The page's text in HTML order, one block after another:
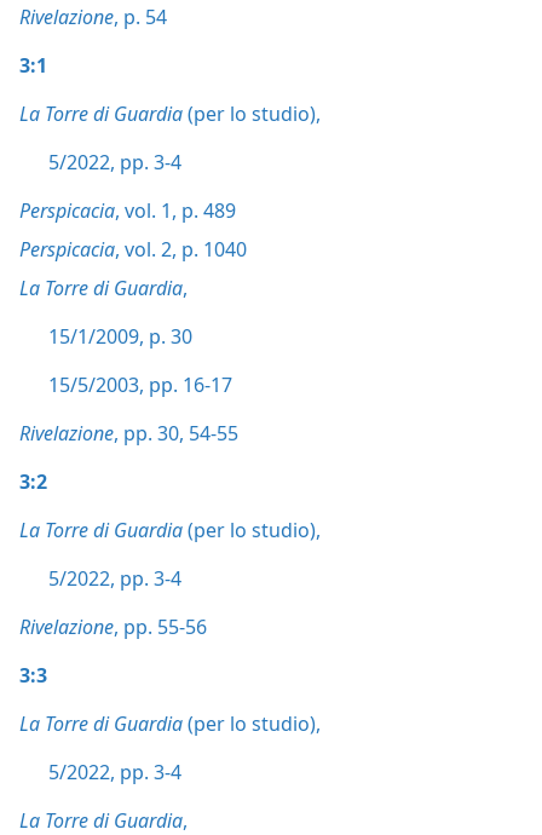
Rivelazione, p. 54
3:1
La Torre di Guardia(per lo studio),
5/2022, pp. 3-4
Perspicacia, vol. 1, p. 489
Perspicacia, vol. 2, p. 1040
La Torre di Guardia,
15/1/2009, p. 30
15/5/2003, pp. 16-17
Rivelazione, pp. 30, 54-55
3:2
La Torre di Guardia(per lo studio),
5/2022, pp. 3-4
Rivelazione, pp. 55-56
3:3
La Torre di Guardia(per lo studio),
5/2022, pp. 3-4
La Torre di Guardia,